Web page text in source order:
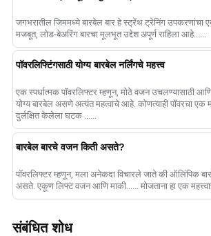
जगभरातील जिममध्ये बारबेल बार हे स्ट्रेंथ ट्रेनिंग उपकरणांचा
मजबूत, लोड-बेअरिंग बारचा मूलभूत उद्देश अपूर्ण राहिला आहे......
पॉवरलिफ्टिंगसाठी योग्य बारबेल नर्लिंगचे महत्त्व
एक स्पर्धात्मक पॉवरलिफ्टर म्हणून, मोठे वजन उचलण्यासाठी
योग्य बारबेल असणे अत्यंत महत्वाचे आहे. कोणत्याही पॉवरचा एक
दुर्लक्षित केलेला घटक ......
बारबेल बारचे वजन किती असते?
पॉवरलिफ्टर म्हणून, मला अनेकदा विचारले जाते की ऑलिंपिक
असते. एकूण लिफ्ट वजन आणि माकी...... मोजताना हा एक
संबंधित शोध